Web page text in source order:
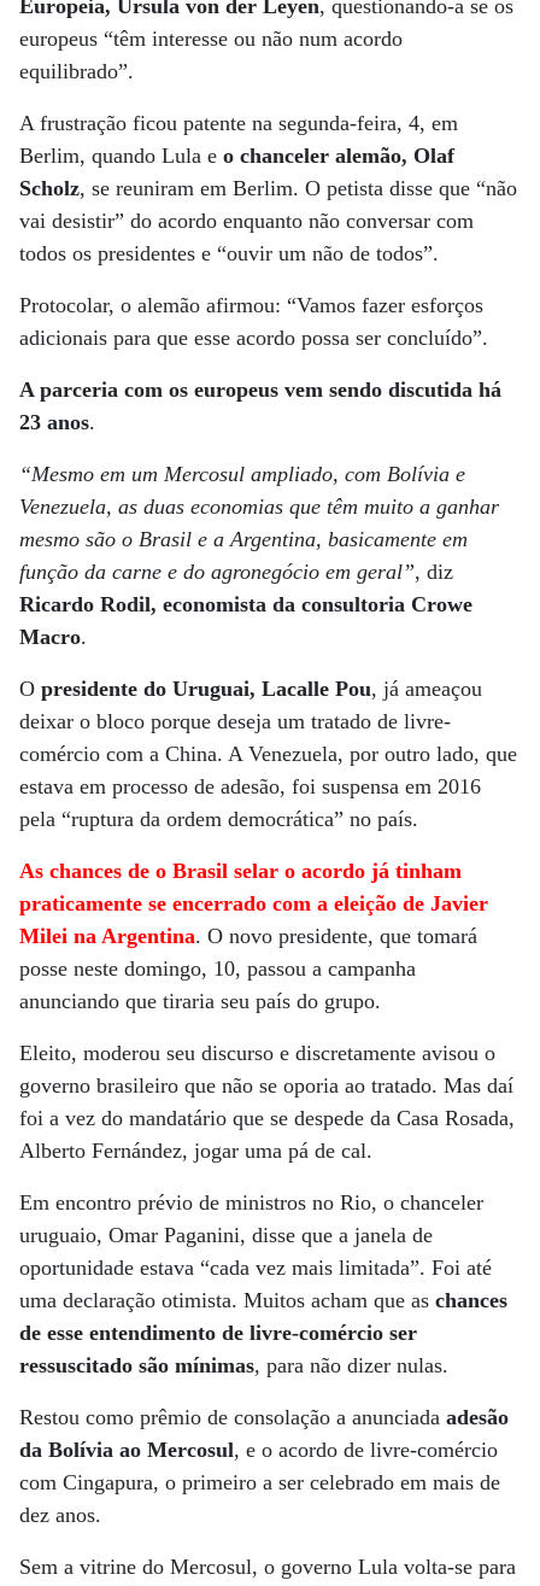
Europeia, Ursula von der Leyen, questionando-a se os
europeus “têm interesse ou não num acordo
equilibrado”.
A frustração ficou patente na segunda-feira, 4, em
Berlim, quando Lula e o chanceler alemão, Olaf
Scholz, se reuniram em Berlim. O petista disse que “não
vai desistir” do acordo enquanto não conversar com
todos os presidentes e “ouvir um não de todos”.
Protocolar, o alemão afirmou: “Vamos fazer esforços
adicionais para que esse acordo possa ser concluído”.
A parceria com os europeus vem sendo discutida há
23 anos.
“Mesmo em um Mercosul ampliado, com Bolívia e
Venezuela, as duas economias que têm muito a ganhar
mesmo são o Brasil e a Argentina, basicamente em
função da carne e do agronegócio em geral”, diz
Ricardo Rodil, economista da consultoria Crowe
Macro.
O presidente do Uruguai, Lacalle Pou, já ameaçou
deixar o bloco porque deseja um tratado de livre-
comércio com a China. A Venezuela, por outro lado, que
estava em processo de adesão, foi suspensa em 2016
pela “ruptura da ordem democrática” no país.
As chances de o Brasil selar o acordo já tinham
praticamente se encerrado com a eleição de Javier
Milei na Argentina. O novo presidente, que tomará
posse neste domingo, 10, passou a campanha
anunciando que tiraria seu país do grupo.
Eleito, moderou seu discurso e discretamente avisou o
governo brasileiro que não se oporia ao tratado. Mas daí
foi a vez do mandatário que se despede da Casa Rosada,
Alberto Fernández, jogar uma pá de cal.
Em encontro prévio de ministros no Rio, o chanceler
uruguaio, Omar Paganini, disse que a janela de
oportunidade estava “cada vez mais limitada”. Foi até
uma declaração otimista. Muitos acham que as chances
de esse entendimento de livre-comércio ser
ressuscitado são mínimas, para não dizer nulas.
Restou como prêmio de consolação a anunciada adesão
da Bolívia ao Mercosul, e o acordo de livre-comércio
com Cingapura, o primeiro a ser celebrado em mais de
dez anos.
Sem a vitrine do Mercosul, o governo Lula volta-se para